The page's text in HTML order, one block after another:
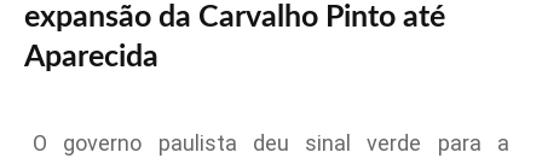
expansão da Carvalho Pinto até
Aparecida
O governo paulista deu sinal verde para a